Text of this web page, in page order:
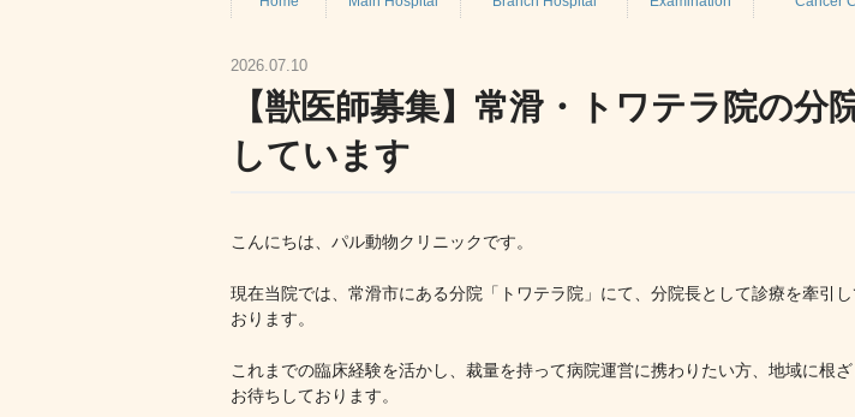
2026.07.10
【獣医師募集】常滑・トワテラ院の分
しています
こんにちは、パル動物クリニックです。
現在当院では、常滑市にある分院「トワテラ院」にて、分院長として診療を牽引
おります。
これまでの臨床経験を活かし、裁量を持って病院運営に携わりたい方、地域に根
お待ちしております。